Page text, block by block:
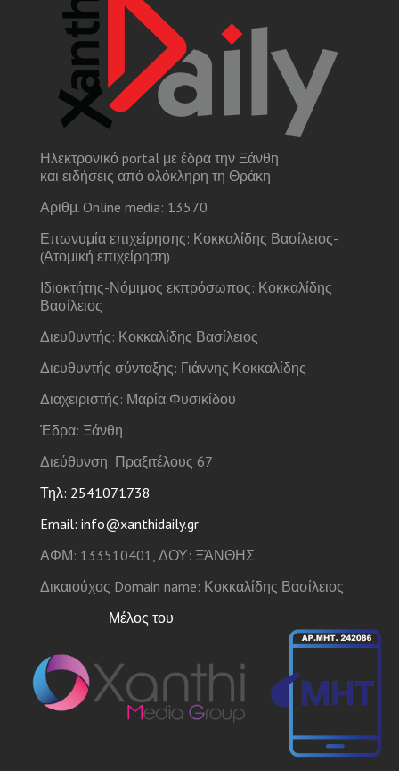
Ηλεκτρονικό portal με έδρα την Ξάνθη
και ειδήσεις από ολόκληρη τη Θράκη
Αριθμ. Online media: 13570
Επωνυμία επιχείρησης: Κοκκαλίδης Βασίλειος-
(Ατομική επιχείρηση)
Ιδιοκτήτης-Νόμιμος εκπρόσωπος: Κοκκαλίδης
Βασίλειος
Διευθυντής: Κοκκαλίδης Βασίλειος
Διευθυντής σύνταξης: Γιάννης Κοκκαλίδης
Διαχειριστής: Μαρία Φυσικίδου
Έδρα: Ξάνθη
Διεύθυνση: Πραξιτέλους 67
Τηλ: 2541071738
Email: info@xanthidaily.gr
ΑΦΜ: 133510401, ΔΟΥ: ΞΆΝΘΗΣ
Δικαιούχος Domain name: Κοκκαλίδης Βασίλειος
Μέλος του